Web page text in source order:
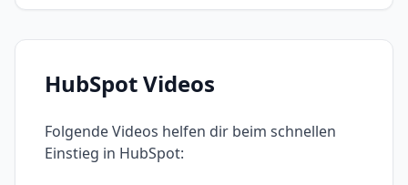
HubSpotVideos
Folgende Videos helfen dir beim schnellen
Einstieg in HubSpot: